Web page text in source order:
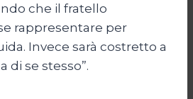
che il fratello
rappresentare per
Invece sarà costretto a
di se stesso”.